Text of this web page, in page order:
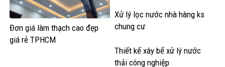
Đơn giá làm thạch cao đẹp
giá rẻ TPHCM
Xử lý lọc nước nhà hàng ks
chung cư
Thiết kế xây bể xử lý nước
thải công nghiệp